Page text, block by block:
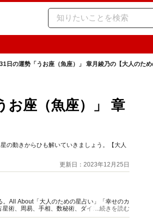
日の運勢「うお座（魚座）」 章月綾乃の【大人のため
お座（魚座）」 章
の動きからひも解いていきましょう。【大人
更新日：2023年12月25日
All About「大人のための星占い」「幸せのカ
術、周易、手相、数秘術、ダイスやカード占
...続きを読む